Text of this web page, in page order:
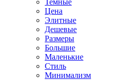
Темные
Цена
Элитные
Дешевые
Размеры
Большие
Маленькие
Стиль
Минимализм